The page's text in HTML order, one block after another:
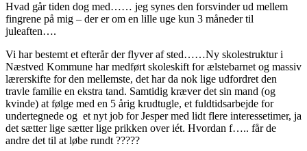
Hvad går tiden dog med…… jeg synes den forsvinder ud mellem
fingrene på mig – der er om en lille uge kun 3 måneder til
juleaften….
Vi har bestemt et efterår der flyver af sted……Ny skolestruktur i
Næstved Kommune har medført skoleskift for ælstebarnet og massiv
lærerskifte for den mellemste, det har da nok lige udfordret den
travle familie en ekstra tand. Samtidig kræver det sin mand (og
kvinde) at følge med en 5 årig krudtugle, et fuldtidsarbejde for
undertegnede og et nyt job for Jesper med lidt flere interessetimer, ja
det sætter lige sætter lige prikken over iét. Hvordan f….. får de
andre det til at løbe rundt ?????